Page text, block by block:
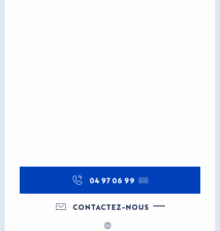
04 97 06 99 ▒▒
CONTACTEZ-NOUS